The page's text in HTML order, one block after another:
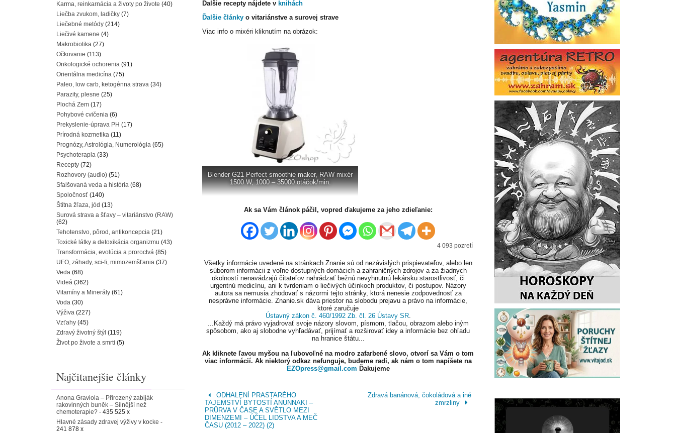
Ďalšie recepty nájdete v knihách
Ďalšie články o vitariánstve a surovej strave
Viac info o mixéri kliknutím na obrázok:
Blender G21 Perfect smoothie maker, RAW mixér
1500 W, 1000 – 35000 otáčok/min.
Ak sa Vám článok páčil, vopred ďakujeme za jeho zdieľanie:
4 093 pozretí
Všetky informácie uvedené na stránkach Znanie sú od nezávislých prispievateľov, alebo len
súborom informácii z voľne dostupných domácich a zahraničných zdrojov a za žiadnych
okolností nenavádzajú čitateľov nahrádzať bežnú nevyhnutnú lekársku starostlivosť, či
urgentnú medicínu, ani k tvrdeniam o liečivých účinkoch produktov, či postupov. Názory
autora sa nemusia zhodovať s názormi tejto stránky, ktorá nenesie zodpovednosť za
nesprávne informácie. Znanie.sk dáva priestor na slobodu prejavu a právo na informácie,
ktoré zaručuje
Ústavný zákon č. 460/1992 Zb. čl. 26 Ústavy SR.
...Každý má právo vyjadrovať svoje názory slovom, písmom, tlačou, obrazom alebo iným
spôsobom, ako aj slobodne vyhľadávať, prijímať a rozširovať idey a informácie bez ohľadu
na hranice štátu...
Ak kliknete ľavou myšou na ľubovoľné na modro zafarbené slovo, otvorí sa Vám o tom
viac informácií. Ak niektorý odkaz nefunguje, budeme radi, ak nám o tom napíšete na
EZOpress@gmail.com Ďakujeme
ODHALENÍ PRASTARÉHO
TAJEMSTVÍ BYTOSTÍ ANUNNAKI –
PRŮRVA V ČASE A SVĚTLO MEZI
DIMENZEMI – ÚČEL LIDSTVA A MEČ
ČASU (2012 – 2022) (2)
Zdravá banánová, čokoládová a iné
zmrzliny
Karma, reinkarnácia a životy po živote (40)
Liečba zvukom, ladičky (7)
Liečebné metódy (214)
Liečivé kamene (4)
Makrobiotika (27)
Očkovanie (113)
Onkologické ochorenia (91)
Orientálna medicína (75)
Paleo, low carb, ketogénna strava (34)
Parazity, plesne (25)
Plochá Zem (17)
Pohybové cvičenia (6)
Prekyslenie-úprava PH (17)
Prírodná kozmetika (11)
Prognózy, Astrológia, Numerológia (65)
Psychoterapia (33)
Recepty (72)
Rozhovory (audio) (51)
Sfalšovaná veda a história (68)
Spoločnosť (140)
Štítna žľaza, jód (13)
Surová strava a šťavy – vitariánstvo (RAW)
(62)
Tehotenstvo, pôrod, antikoncepcia (21)
Toxické látky a detoxikácia organizmu (43)
Transformácia, evolúcia a proroctvá (85)
UFO, záhady, sci-fi, mimozemšťania (37)
Veda (68)
Videá (362)
Vitamíny a Minerály (61)
Voda (30)
Výživa (227)
Vzťahy (45)
Zdravý životný štýl (119)
Život po živote a smrti (5)
Najčitanejšie články
Anona Graviola – Přirozený zabiják
rakovinných buněk – Silnější než
chemoterapie? - 435 525 x
Hlavné zásady zdravej výživy v kocke -
241 878 x